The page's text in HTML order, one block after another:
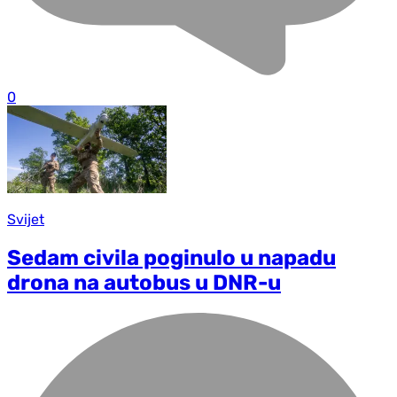
0
Svijet
Sedam civila poginulo u napadu
drona na autobus u DNR-u